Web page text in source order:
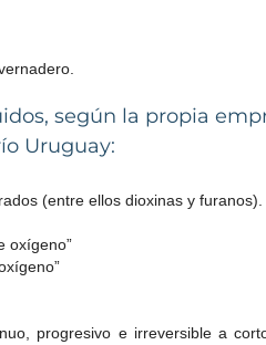
según la propia
Uruguay:
(entre ellos dioxinas y furanos).
oxígeno”
progresivo e irreversible a